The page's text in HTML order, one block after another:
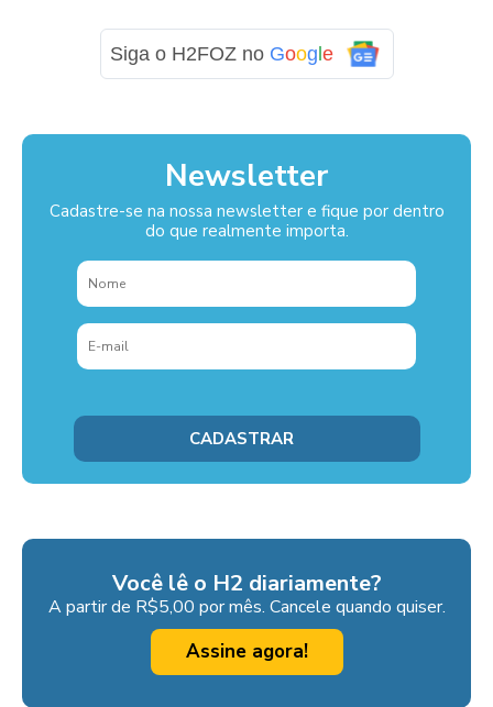
Siga o H2FOZ no Google
Newsletter
Cadastre-se na nossa newsletter e fique por dentro
do que realmente importa.
Você lê o H2 diariamente?
A partir de R$5,00 por mês. Cancele quando quiser.
Assine agora!